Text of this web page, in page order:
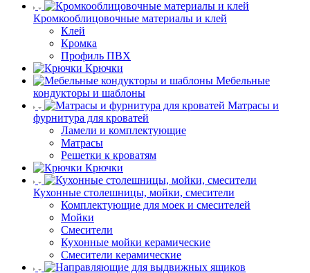
Кромкооблицовочные материалы и клей
Клей
Кромка
Профиль ПВХ
Крючки
Мебельные
кондукторы и шаблоны
Матрасы и
фурнитура для кроватей
Ламели и комплектующие
Матрасы
Решетки к кроватям
Крючки
Кухонные столешницы, мойки, смесители
Комплектующие для моек и смесителей
Мойки
Смесители
Кухонные мойки керамические
Смесители керамические